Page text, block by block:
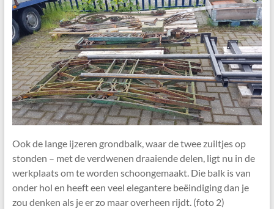
Ook de lange ijzeren grondbalk, waar de twee zuiltjes op
stonden – met de verdwenen draaiende delen, ligt nu in de
werkplaats om te worden schoongemaakt. Die balk is van
onder hol en heeft een veel elegantere beëindiging dan je
zou denken als je er zo maar overheen rijdt. (foto 2)